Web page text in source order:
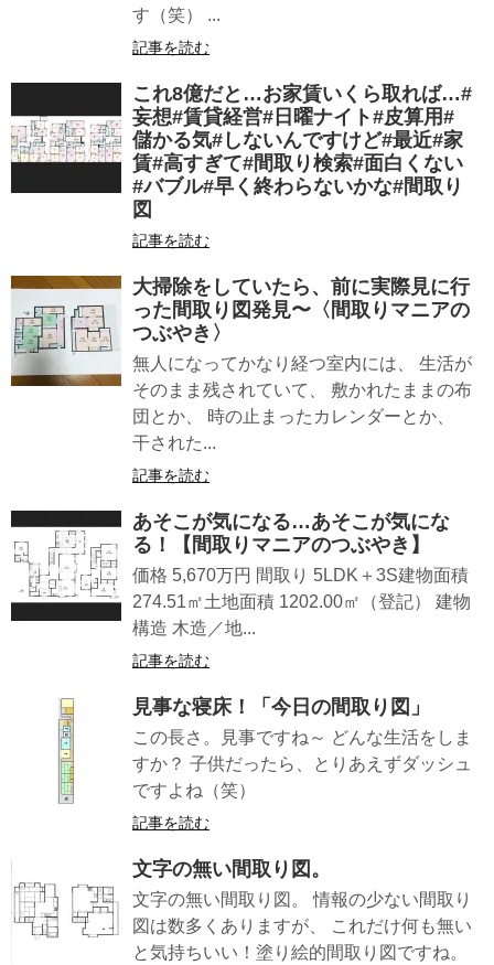
す（笑） ...
記事を読む
これ8億だと…お家賃いくら取れば…#
妄想#賃貸経営#日曜ナイト#皮算用#
儲かる気#しないんですけど#最近#家
賃#高すぎて#間取り検索#面白くない
#バブル#早く終わらないかな#間取り
図
記事を読む
大掃除をしていたら、前に実際見に行
った間取り図発見〜〈間取りマニアの
つぶやき〉
無人になってかなり経つ室内には、 生活が
そのまま残されていて、 敷かれたままの布
団とか、 時の止まったカレンダーとか、
干された...
記事を読む
あそこが気になる…あそこが気にな
る！【間取りマニアのつぶやき】
価格 5,670万円 間取り 5LDK＋3S建物面積
274.51㎡土地面積 1202.00㎡（登記） 建物
構造 木造／地...
記事を読む
見事な寝床！「今日の間取り図」
この長さ。見事ですね～ どんな生活をしま
すか？ 子供だったら、とりあえずダッシュ
ですよね（笑）
記事を読む
文字の無い間取り図。
文字の無い間取り図。 情報の少ない間取り
図は数多くありますが、 これだけ何も無い
と気持ちいい！塗り絵的間取り図ですね。